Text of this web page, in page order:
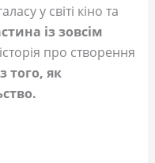
у світі кіно та
із зовсім
про створення
того, як